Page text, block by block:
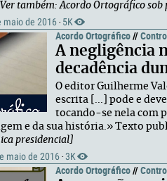
também: Acordo Ortográfico sob
maio de 2016 · 5K
Acordo Ortográfico//
A negligência
decadência
O editor Guilherme
escrita [...] pode e
tocando-se nela com
e da sua história.» Texto
presidencial]
maio de 2016 · 3K
Acordo Ortográfico//